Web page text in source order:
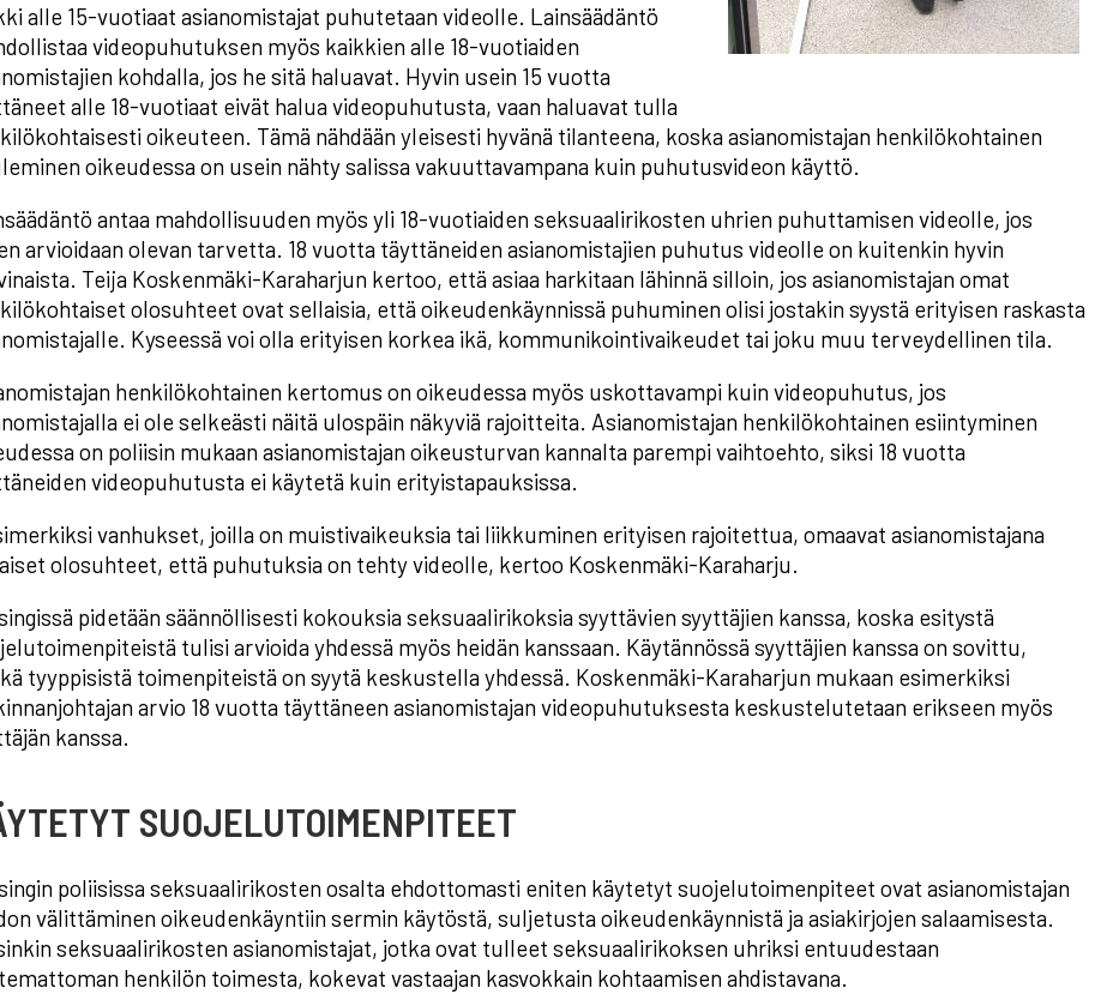
alle 15-vuotiaat asianomistajat puhutetaan videolle. Lainsäädäntö
videopuhutuksen myös kaikkien alle 18-vuotiaiden
kohdalla, jos he sitä haluavat. Hyvin usein 15 vuotta
alle 18-vuotiaat eivät halua videopuhutusta, vaan haluavat tulla
oikeuteen. Tämä nähdään yleisesti hyvänä tilanteena, koska asianomistajan henkilökohtainen
oikeudessa on usein nähty salissa vakuuttavampana kuin puhutusvideon käyttö.
antaa mahdollisuuden myös yli 18-vuotiaiden seksuaalirikosten uhrien puhuttamisen videolle, jos
arvioidaan olevan tarvetta. 18 vuotta täyttäneiden asianomistajien puhutus videolle on kuitenkin hyvin
Teija Koskenmäki-Karaharjun kertoo, että asiaa harkitaan lähinnä silloin, jos asianomistajan omat
olosuhteet ovat sellaisia, että oikeudenkäynnissä puhuminen olisi jostakin syystä erityisen raskasta
Kyseessä voi olla erityisen korkea ikä, kommunikointivaikeudet tai joku muu terveydellinen tila.
henkilökohtainen kertomus on oikeudessa myös uskottavampi kuin videopuhutus, jos
ei ole selkeästi näitä ulospäin näkyviä rajoitteita. Asianomistajan henkilökohtainen esiintyminen
on poliisin mukaan asianomistajan oikeusturvan kannalta parempi vaihtoehto, siksi 18 vuotta
videopuhutusta ei käytetä kuin erityistapauksissa.
vanhukset, joilla on muistivaikeuksia tai liikkuminen erityisen rajoitettua, omaavat asianomistajana
olosuhteet, että puhutuksia on tehty videolle, kertoo Koskenmäki-Karaharju.
pidetään säännöllisesti kokouksia seksuaalirikoksia syyttävien syyttäjien kanssa, koska esitystä
tulisi arvioida yhdessä myös heidän kanssaan. Käytännössä syyttäjien kanssa on sovittu,
tyyppisistä toimenpiteistä on syytä keskustella yhdessä. Koskenmäki-Karaharjun mukaan esimerkiksi
arvio 18 vuotta täyttäneen asianomistajan videopuhutuksesta keskustelutetaan erikseen myös
kanssa.
SUOJELUTOIMENPITEET
poliisissa seksuaalirikosten osalta ehdottomasti eniten käytetyt suojelutoimenpiteet ovat asianomistajan
välittäminen oikeudenkäyntiin sermin käytöstä, suljetusta oikeudenkäynnistä ja asiakirjojen salaamisesta.
seksuaalirikosten asianomistajat, jotka ovat tulleet seksuaalirikoksen uhriksi entuudestaan
henkilön toimesta, kokevat vastaajan kasvokkain kohtaamisen ahdistavana.